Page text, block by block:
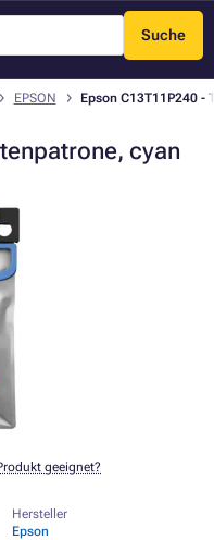
Suche
Menü
EPSON Epson C13T11P240
cyan
geeignet?
Hersteller
Epson